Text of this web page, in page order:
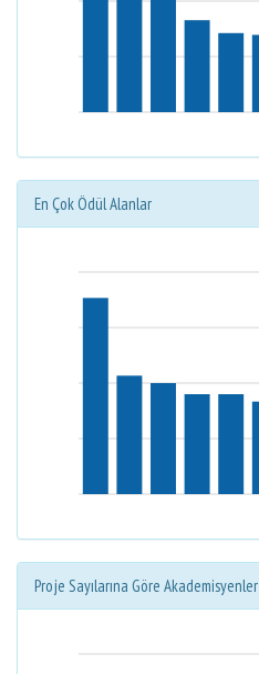
En Çok Ödül Alanlar
Proje Sayılarına Göre Akademisyenler